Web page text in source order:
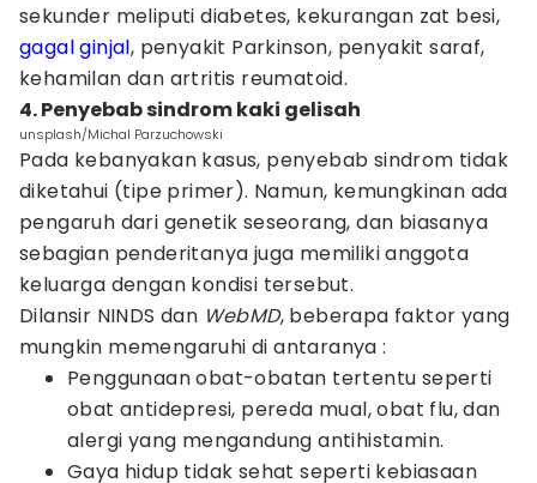
sekunder meliputi diabetes, kekurangan zat besi,
gagal ginjal, penyakit Parkinson, penyakit saraf,
kehamilan dan artritis reumatoid.
4. Penyebab sindrom kaki gelisah
unsplash/Michal Parzuchowski
Pada kebanyakan kasus, penyebab sindrom tidak
diketahui (tipe primer). Namun, kemungkinan ada
pengaruh dari genetik seseorang, dan biasanya
sebagian penderitanya juga memiliki anggota
keluarga dengan kondisi tersebut.
Dilansir NINDS dan WebMD, beberapa faktor yang
mungkin memengaruhi di antaranya :
Penggunaan obat-obatan tertentu seperti
obat antidepresi, pereda mual, obat flu, dan
alergi yang mengandung antihistamin.
Gaya hidup tidak sehat seperti kebiasaan